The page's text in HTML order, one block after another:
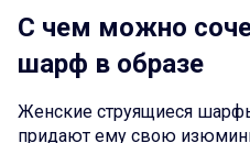
С чем можно
шарф в образе
Женские струящиеся
придают ему свою